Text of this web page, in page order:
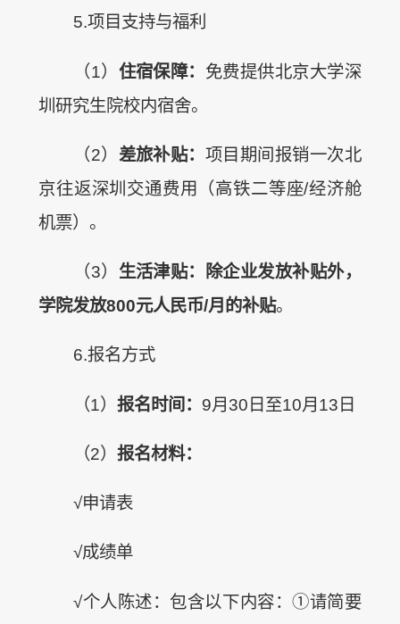
5.项目支持与福利
（1） 住宿保障： 免费提供北京大学深
圳研究生院校内宿舍。
（2） 差旅补贴： 项目期间报销一次北
京往返深圳交通费用（高铁二等座/经济舱
机票）。
（3） 生活津贴：除企业发放补贴外，
学院发放800元人民币/月的补贴。
6.报名方式
（1）报名时间： 9月30日至10月13日
（2）报名材料：
√申请表
√成绩单
√个人陈述：包含以下内容：①请简要